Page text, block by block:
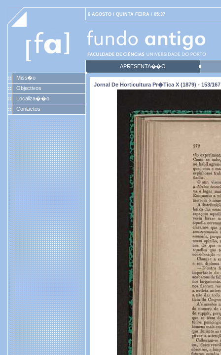
6 AGOSTO / QUINTA FEIRA / 05:37
APRESENTA��O
Miss�o
Objectivos
Localiza��o
Contactos
Jornal De Horticultura Pr�tica X (1879) - 153/167